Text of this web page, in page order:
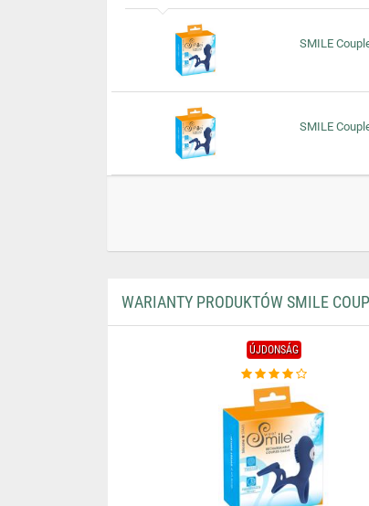
SMILE
SMILE
WARIANTY PRODUKTÓW SMILE
ÚJDONSÁG